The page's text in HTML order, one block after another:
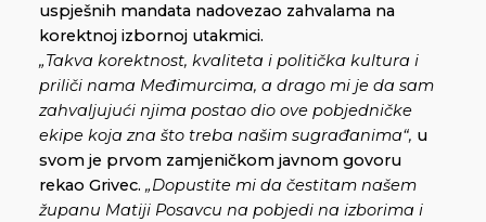
uspješnih mandata nadovezao zahvalama na
korektnoj izbornoj utakmici.
„Takva korektnost, kvaliteta i politička kultura i
priliči nama Međimurcima, a drago mi je da sam
zahvaljujući njima postao dio ove pobjedničke
ekipe koja zna što treba našim sugrađanima“, u
svom je prvom zamjeničkom javnom govoru
rekao Grivec. „Dopustite mi da čestitam našem
županu Matiji Posavcu na pobjedi na izborima i